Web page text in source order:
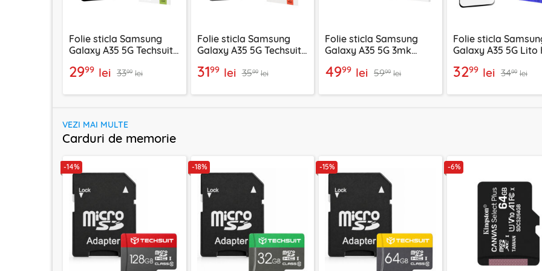
Folie sticla Samsung
Galaxy A35 5G Techsuit
negru
2999 lei 3399 lei
Folie sticla Samsung
Galaxy A35 5G Techsuit
negru
3199 lei 3599 lei
Folie sticla Samsung
Galaxy A35 5G 3mk
transparenta
4999 lei 5999 lei
Folie sticla
Galaxy A35 5G Lito
3299 lei 3499 lei
VEZI MAI MULTE
Carduri de memorie
-14% -18% -15% -6%